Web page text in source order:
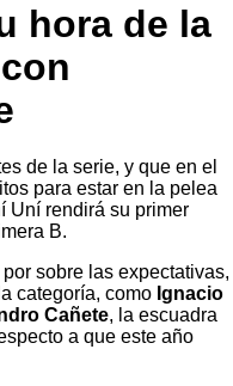
hora de la
de la serie, y que en el
para estar en la pelea
Uní rendirá su primer
B.
sobre las expectativas,
categoría, como Ignacio
Cañete, la escuadra
a que este año